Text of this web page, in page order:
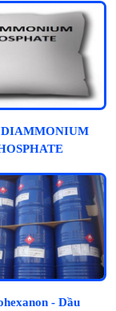
DIAMMONIUM
- Dầu